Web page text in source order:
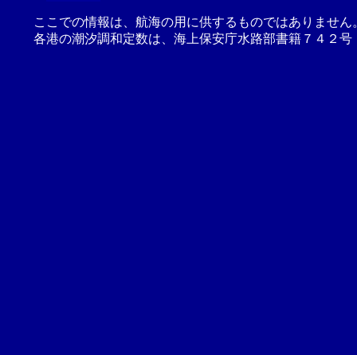
ここでの情報は、航海の用に供するものではありませ
各港の潮汐調和定数は、海上保安庁水路部書籍７４２